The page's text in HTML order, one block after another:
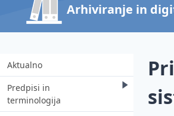
Arhiviranje in
Aktualno
Predpisi in
terminologija